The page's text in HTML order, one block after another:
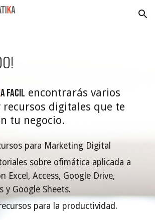
Skip to navigation
A FACIL encontrarás varios
digitales que te
tu negocio.
para Marketing Digital
sobre ofimática aplicada a
Excel, Access, Google Drive,
y Google Sheets.
para la productividad.